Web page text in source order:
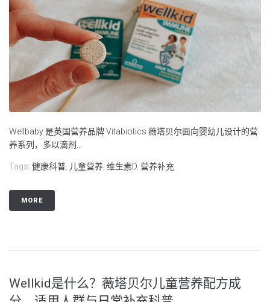
Wellbaby 是英国营养品牌 Vitabiotics 薇塔贝尔面向婴幼儿设计的营
养系列，多以滴剂...
Tags: 健康科普 儿童营养 维生素D 营养补充
MORE
Wellkid是什么？薇塔贝尔儿童营养配方成